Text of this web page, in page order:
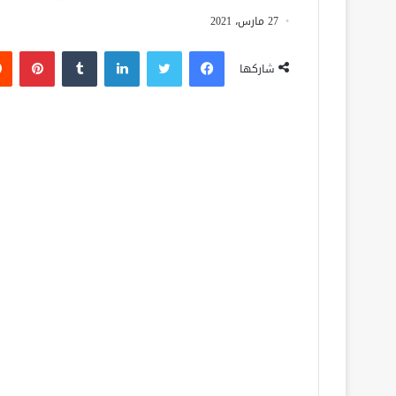
27 مارس، 2021
شاركها
فيسبوك لينكدإن بينتيريست